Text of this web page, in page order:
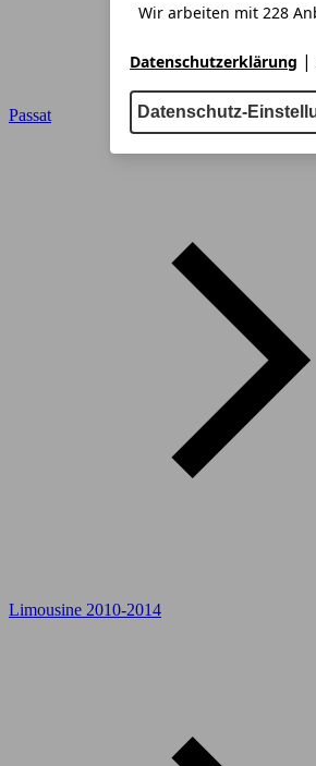
Passat
Limousine 2010-2014
Wir arbeiten mit 228
Datenschutzerklärung |
Datenschutz-